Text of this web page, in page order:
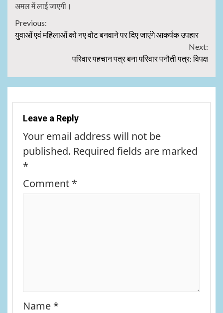
अमल में लाई जाएगी।
Continue
Reading
Previous:
युवाओं एवं महिलाओं को नए वोट बनवाने पर दिए जाएंगे आकर्षक उपहार
Next:
परिवार पहचान पत्र बना परिवार पनौती पत्र: विपक्ष
Leave a Reply
Your email address will not be
published. Required fields are marked
*
Comment *
Name *